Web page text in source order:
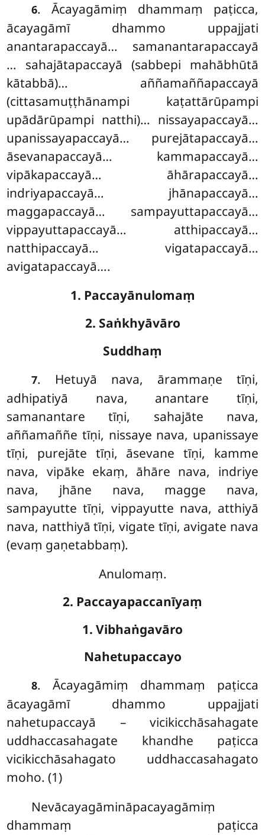
6. Ācayagāmiṃ dhammaṃ paṭicca,
ācayagāmī dhammo uppajjati
anantarapaccayā… samanantarapaccayā
… sahajātapaccayā (sabbepi mahābhūtā
kātabbā)… aññamaññapaccayā
(cittasamuṭṭhānampi kaṭattārūpampi
upādārūpampi natthi)… nissayapaccayā…
upanissayapaccayā… purejātapaccayā…
āsevanapaccayā… kammapaccayā…
vipākapaccayā… āhārapaccayā…
indriyapaccayā… jhānapaccayā…
maggapaccayā… sampayuttapaccayā…
vippayuttapaccayā… atthipaccayā…
natthipaccayā… vigatapaccayā…
avigatapaccayā….
1. Paccayānulomaṃ
2. Saṅkhyāvāro
Suddhaṃ
7. Hetuyā nava, ārammaṇe tīṇi,
adhipatiyā nava, anantare tīṇi,
samanantare tīṇi, sahajāte nava,
aññamaññe tīṇi, nissaye nava, upanissaye
tīṇi, purejāte tīṇi, āsevane tīṇi, kamme
nava, vipāke ekaṃ, āhāre nava, indriye
nava, jhāne nava, magge nava,
sampayutte tīṇi, vippayutte nava, atthiyā
nava, natthiyā tīṇi, vigate tīṇi, avigate nava
(evaṃ gaṇetabbaṃ).
Anulomaṃ.
2. Paccayapaccanīyaṃ
1. Vibhaṅgavāro
Nahetupaccayo
8. Ācayagāmiṃ dhammaṃ paṭicca
ācayagāmī dhammo uppajjati
nahetupaccayā – vicikicchāsahagate
uddhaccasahagate khandhe paṭicca
vicikicchāsahagato uddhaccasahagato
moho. (1)
Nevācayagāmināpacayagāmiṃ
dhammaṃ paṭicca